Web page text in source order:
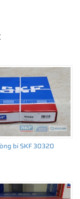
bi SKF 30320